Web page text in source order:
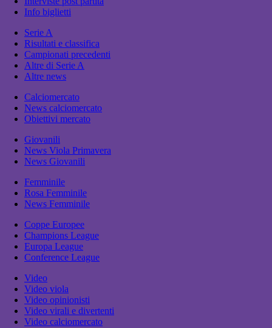
Info biglietti
Serie A
Risultati e classifica
Campionati precedenti
Altre di Serie A
Altre news
Calciomercato
News calciomercato
Obiettivi mercato
Giovanili
News Viola Primavera
News Giovanili
Femminile
Rosa Femminile
News Femminile
Coppe Europee
Champions League
Europa League
Conference League
Video
Video viola
Video opinionisti
Video virali e divertenti
Video calciomercato